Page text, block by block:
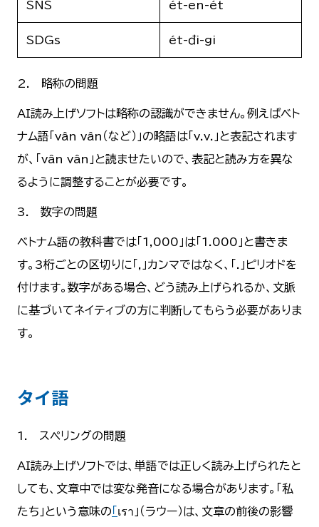
SNS ét-en-ét
SDGs ét-đi-gi
2. 略称の問題
AI読み上げソフトは略称の認識ができません。例えばベト
ナム語「vân vân（など）」の略語は「v.v.」と表記されます
が、「vân vân」と読ませたいので、表記と読み方を異な
るように調整することが必要です。
3. 数字の問題
ベトナム語の教科書では「1,000」は「1.000」と書きま
す。3桁ごとの区切りに「,」カンマではなく、「.」ピリオドを
付けます。数字がある場合、どう読み上げられるか、文脈
に基づいてネイティブの方に判断してもらう必要がありま
す。
タイ語
1. スペリングの問題
AI読み上げソフトでは、単語では正しく読み上げられたと
しても、文章中では変な発音になる場合があります。「私
たち」という意味の
เรา」（ラウー）は、文章の前後の影響